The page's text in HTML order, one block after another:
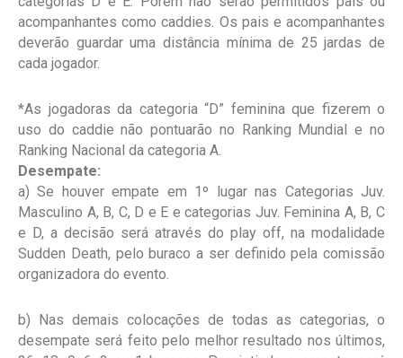
acompanhantes como caddies. Os pais e acompanhantes
deverão guardar uma distância mínima de 25 jardas de
cada jogador.
*As jogadoras da categoria “D” feminina que fizerem o
uso do caddie não pontuarão no Ranking Mundial e no
Ranking Nacional da categoria A.
Desempate:
a) Se houver empate em 1º lugar nas Categorias Juv.
Masculino A, B, C, D e E e categorias Juv. Feminina A, B, C
e D, a decisão será através do play off, na modalidade
Sudden Death, pelo buraco a ser definido pela comissão
organizadora do evento.
b) Nas demais colocações de todas as categorias, o
desempate será feito pelo melhor resultado nos últimos,